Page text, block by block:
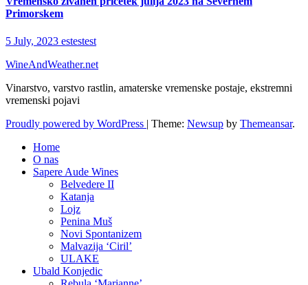
Primorskem
5 July, 2023 estestest
WineAndWeather.net
Vinarstvo, varstvo rastlin, amaterske vremenske postaje, ekstremni
vremenski pojavi
Proudly powered by WordPress | Theme: Newsup by Themeansar.
Home
O nas
Sapere Aude Wines
Belvedere II
Katanja
Lojz
Penina Muš
Novi Spontanizem
Malvazija ‘Ciril’
ULAKE
Ubald Konjedic